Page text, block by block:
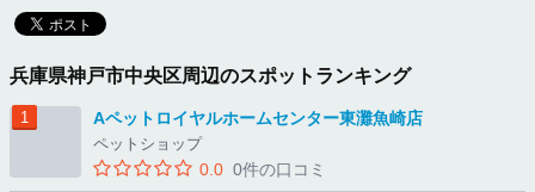
兵庫県神戸市中央区周辺のスポットランキング
Aペットロイヤルホームセンター東灘魚崎店
ペットショップ
0.0 0件の口コミ